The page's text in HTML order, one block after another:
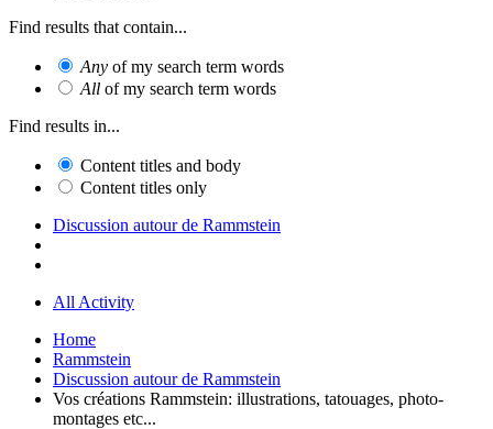
Find results that contain...
Any of my search term words
All of my search term words
Find results in...
Content titles and body
Content titles only
Discussion autour de Rammstein
All Activity
Home
Rammstein
Discussion autour de Rammstein
Vos créations Rammstein: illustrations, tatouages, photo-
montages etc...